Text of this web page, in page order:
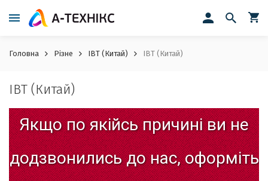
Головна Різне IBT (Китай) IBT (Китай)
IBT (Китай)
Якщо по якійсь причині ви не
додзвонились до нас, оформіть